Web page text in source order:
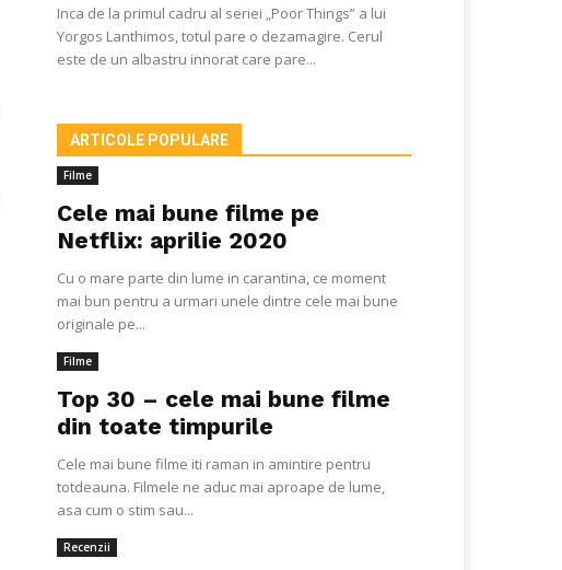
Inca de la primul cadru al seriei „Poor Things” a lui
Yorgos Lanthimos, totul pare o dezamagire. Cerul
este de un albastru innorat care pare...
ARTICOLE POPULARE
Filme
Cele mai bune filme pe
Netflix: aprilie 2020
Cu o mare parte din lume in carantina, ce moment
mai bun pentru a urmari unele dintre cele mai bune
originale pe...
Filme
Top 30 – cele mai bune filme
din toate timpurile
Cele mai bune filme iti raman in amintire pentru
totdeauna. Filmele ne aduc mai aproape de lume,
asa cum o stim sau...
Recenzii